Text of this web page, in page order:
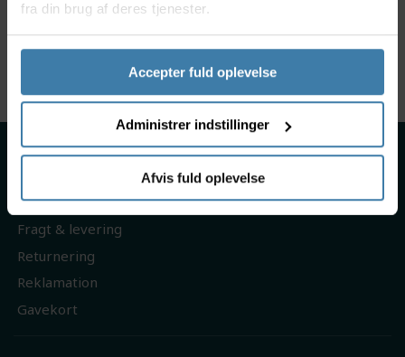
fra din brug af deres tjenester.
Accepter fuld oplevelse
Administrer indstillinger
Afvis fuld oplevelse
nedbrudt.
TLR væsken kan anvendes til både racercykler,
gravelbikes og MTB.
Om os
Handelsbetingelser
Persondatapolitik
Fragt & levering
Returnering
Reklamation
Gavekort